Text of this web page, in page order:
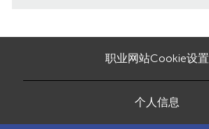
职业网站Cookie设置
个人信息